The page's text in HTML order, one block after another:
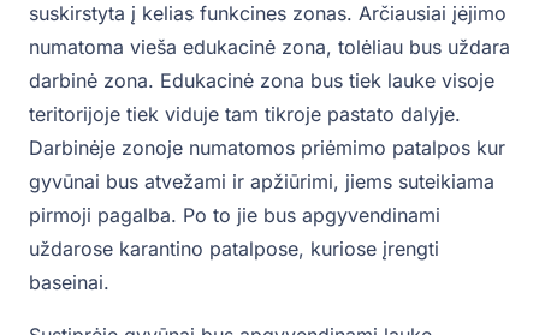
suskirstyta į kelias funkcines zonas. Arčiausiai įėjimo
numatoma vieša edukacinė zona, tolėliau bus uždara
darbinė zona. Edukacinė zona bus tiek lauke visoje
teritorijoje tiek viduje tam tikroje pastato dalyje.
Darbinėje zonoje numatomos priėmimo patalpos kur
gyvūnai bus atvežami ir apžiūrimi, jiems suteikiama
pirmoji pagalba. Po to jie bus apgyvendinami
uždarose karantino patalpose, kuriose įrengti
baseinai.